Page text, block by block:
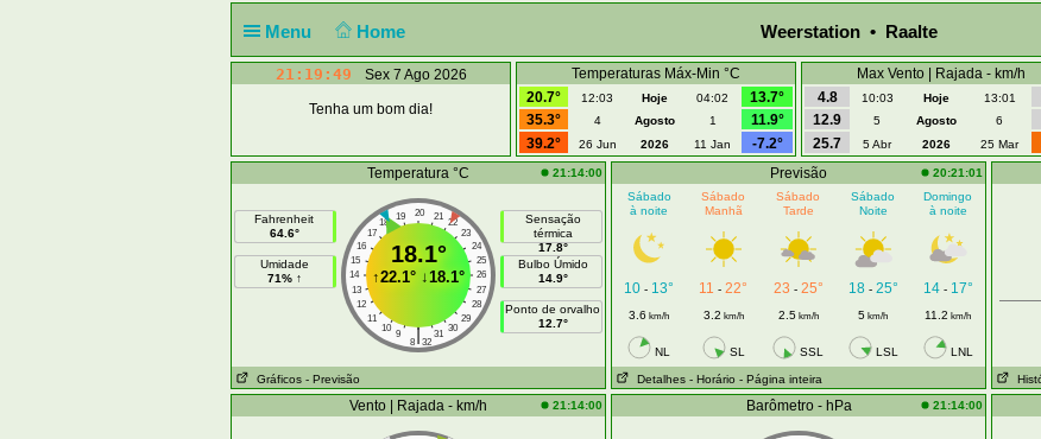
Menu Home Weerstation • Raalte
21:19:49 Sex 7 Ago 2026
Tenha um bom dia!
Temperaturas Máx-Min °C
20.7°
12:03 Hoje 04:02
13.7°
35.3°
4 Agosto 1
11.9°
39.2°
26 Jun 2026 11 Jan -7.2°
Max Vento | Rajada - km/h
4.8
10:03 Hoje 13:01
12.9
5 Agosto 6
25.7
5 Abr 2026 25 Mar
Temperatura °C 21:14:00
Fahrenheit
64.6°
Umidade
71% ↑
20
19 21
18
22
17
23
16
24
15
25
14
26
13
27
12
28
11
29
10
30
9 31
|
8 32
18.1°
↑22.1° ↓18.1°
Sensação
térmica
17.8°
Bulbo Úmido
14.9°
Ponto de orvalho
12.7°
Gráficos - Previsão
Previsão
20:21:01
Sábado
à noite
Sábado
Manhã
Sábado
Tarde
Sábado
Noite
Domingo
à noite
10 - 13° 11 - 22° 23 - 25° 18- 25° 14- 17°
3.6 km/h 3.2 km/h 2.5km/h 5 km/h 11.2 km/h
NL SL SSL LSL LNL
Detalhes - Horário - Página inteira
Vento | Rajada - km/h 21:14:00 Barômetro - hPa 21:14:00